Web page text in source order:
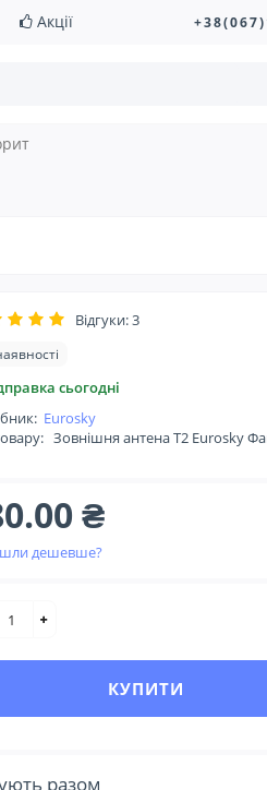
Акції
Відгуки: 3
сьогодні
Eurosky
Зовнішня антена Т2 Eurosky
₴
дешевше?
КУПИТИ
разом